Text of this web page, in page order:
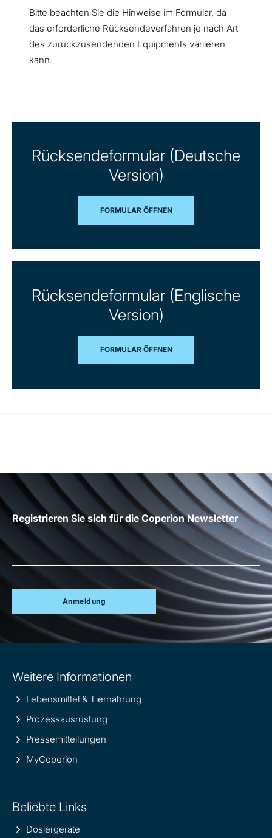
Bitte beachten Sie die Hinweise im Formular, da
das erforderliche Rücksendeverfahren je nach Art
des zurückzusendenden Equipments variieren
kann.
Rücksendeformular (Deutsche
Version)
FORMULAR ÖFFNEN
Rücksendeformular (Englische
Version)
FORMULAR ÖFFNEN
Registrieren Sie sich für die Coperion Newsletter
Anmeldung
information
Weitere Informationen
Lebensmittel & Tiernahrung
Prozessausrüstung
Pressemitteilungen
MyCoperion
Beliebte Links
Dosiergeräte